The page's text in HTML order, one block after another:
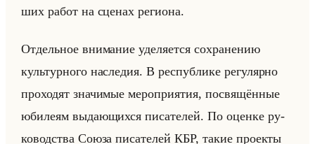
ших работ на сце­нах ре­ги­она.
От­дельное вни­ма­ние уде­ля­ет­ся со­хра­не­нию
культур­но­го на­сле­дия. В рес­пуб­ли­ке ре­гу­ляр­но
про­хо­дят зна­чи­мые ме­ро­при­ятия, по­свя­щён­ные
юби­ле­ям вы­да­ющих­ся пи­са­те­лей. По оцен­ке ру­
ко­вод­ства Союза пи­са­те­лей КБР, такие про­ек­ты